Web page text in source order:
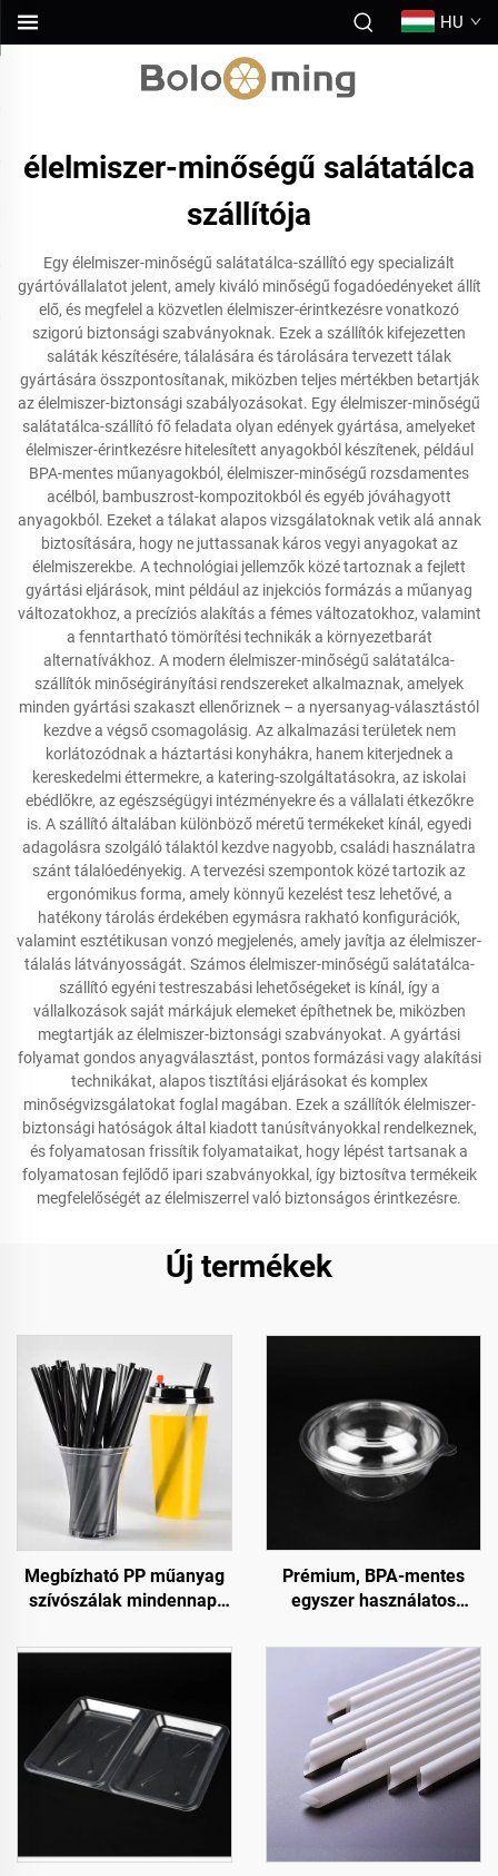
HU
élelmiszer-minőségű salátatálca
szállítója
Egy élelmiszer-minőségű salátatálca-szállító egy specializált
gyártóvállalatot jelent, amely kiváló minőségű fogadóedényeket állít
elő, és megfelel a közvetlen élelmiszer-érintkezésre vonatkozó
szigorú biztonsági szabványoknak. Ezek a szállítók kifejezetten
saláták készítésére, tálalására és tárolására tervezett tálak
gyártására összpontosítanak, miközben teljes mértékben betartják
az élelmiszer-biztonsági szabályozásokat. Egy élelmiszer-minőségű
salátatálca-szállító fő feladata olyan edények gyártása, amelyeket
élelmiszer-érintkezésre hitelesített anyagokból készítenek, például
BPA-mentes műanyagokból, élelmiszer-minőségű rozsdamentes
acélból, bambuszrost-kompozitokból és egyéb jóváhagyott
anyagokból. Ezeket a tálakat alapos vizsgálatoknak vetik alá annak
biztosítására, hogy ne juttassanak káros vegyi anyagokat az
élelmiszerekbe. A technológiai jellemzők közé tartoznak a fejlett
gyártási eljárások, mint például az injekciós formázás a műanyag
változatokhoz, a precíziós alakítás a fémes változatokhoz, valamint
a fenntartható tömörítési technikák a környezetbarát
alternatívákhoz. A modern élelmiszer-minőségű salátatálca-
szállítók minőségirányítási rendszereket alkalmaznak, amelyek
minden gyártási szakaszt ellenőriznek – a nyersanyag-választástól
kezdve a végső csomagolásig. Az alkalmazási területek nem
korlátozódnak a háztartási konyhákra, hanem kiterjednek a
kereskedelmi éttermekre, a katering-szolgáltatásokra, az iskolai
ebédlőkre, az egészségügyi intézményekre és a vállalati étkezőkre
is. A szállító általában különböző méretű termékeket kínál, egyedi
adagolásra szolgáló tálaktól kezdve nagyobb, családi használatra
szánt tálalóedényekig. A tervezési szempontok közé tartozik az
ergonómikus forma, amely könnyű kezelést tesz lehetővé, a
hatékony tárolás érdekében egymásra rakható konfigurációk,
valamint esztétikusan vonzó megjelenés, amely javítja az élelmiszer-
tálalás látványosságát. Számos élelmiszer-minőségű salátatálca-
szállító egyéni testreszabási lehetőségeket is kínál, így a
vállalkozások saját márkájuk elemeket építhetnek be, miközben
megtartják az élelmiszer-biztonsági szabványokat. A gyártási
folyamat gondos anyagválasztást, pontos formázási vagy alakítási
technikákat, alapos tisztítási eljárásokat és komplex
minőségvizsgálatokat foglal magában. Ezek a szállítók élelmiszer-
biztonsági hatóságok által kiadott tanúsítványokkal rendelkeznek,
és folyamatosan frissítik folyamataikat, hogy lépést tartsanak a
folyamatosan fejlődő ipari szabványokkal, így biztosítva termékeik
megfelelőségét az élelmiszerrel való biztonságos érintkezésre.
Új termékek
Megbízható PP műanyag
szívószálak mindennapi
Prémium, BPA-mentes
egyszer használatos